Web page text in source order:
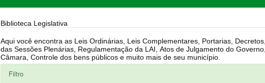
Biblioteca Legislativa
Aqui você encontra as Leis Ordinárias, Leis Complementares, Portarias, Decretos, Atas, PPA, LDO, LOA, RREO, Resoluções, RGF, Lei Orgânica, Regimento Interno, Pauta
das Sessões Plenárias, Regulamentação da LAI, Atos de Julgamento do Governo, Agenda Externa do presidente, Relatório do Controle Interno, Projetos em tramitação na
Câmara, Controle dos bens públicos e muito mais de seu município.
Filtro